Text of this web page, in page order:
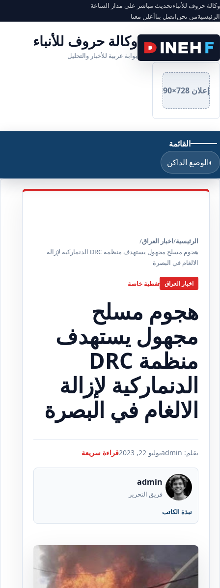
وكالة حروف للأنباءتحديث مباشر على مدار الساعة
الرئيسيةمن نحناتصل بناأعلن معنا
وكالة حروف للأنباء
بوابة عربية للأخبار والتحليل
إعلان 728×90
القائمة
◐الوضع الداكن
الرئيسية/اخبار العراق/
هجوم مسلح مجهول يستهدف منظمة DRC الدنماركية لإزالة
الالغام في البصرة
اخبار العراق تغطية خاصة
هجوم مسلح
مجهول يستهدف
منظمة DRC
الدنماركية لإزالة
الالغام في البصرة
بقلم: admin يوليو 22, 2023 قراءة سريعة
admin
فريق التحرير
نبذة الكاتب